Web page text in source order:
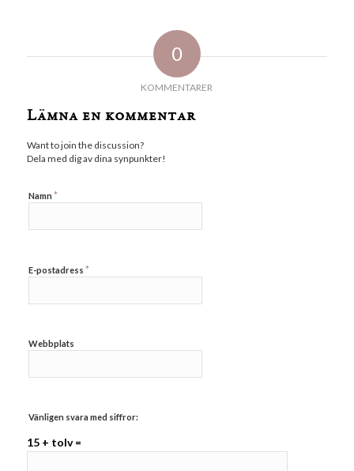
0
KOMMENTARER
Lämna en kommentar
Want to join the discussion?
Dela med dig av dina synpunkter!
Namn *
E-postadress *
Webbplats
Vänligen svara med siffror:
15 + tolv =